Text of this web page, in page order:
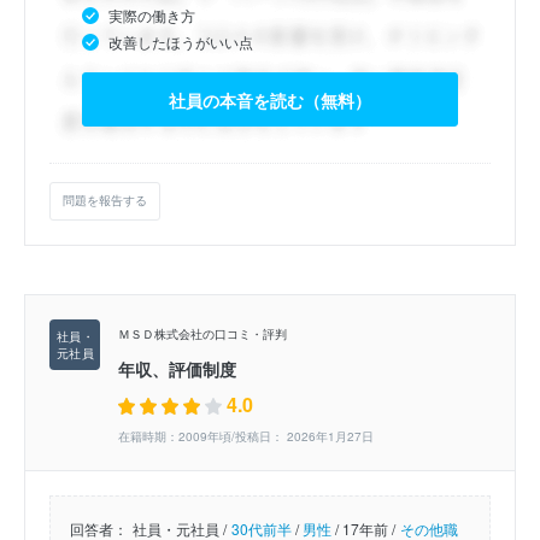
実際の働き方
改善したほうがいい点
社員の本音を読む（無料）
問題を報告する
ＭＳＤ株式会社の口コミ・評判
年収、評価制度
4.0
在籍時期：2009年頃/投稿日： 2026年1月27日
回答者： 社員・元社員 / 30代前半/男性/17年前 / その他職